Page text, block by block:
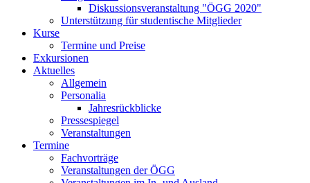
Diskussionsveranstaltung "ÖGG 2020"
Unterstützung für studentische Mitglieder
Kurse
Termine und Preise
Exkursionen
Aktuelles
Allgemein
Personalia
Jahresrückblicke
Pressespiegel
Veranstaltungen
Termine
Fachvorträge
Veranstaltungen der ÖGG